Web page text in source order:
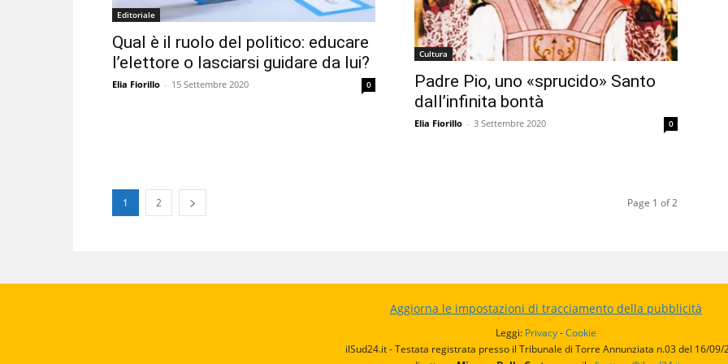
Editoriale
Qual è il ruolo del politico: educare
l’elettore o lasciarsi guidare da lui?
Elia Fiorillo - 15 Settembre 2020 0
Cultura
Padre Pio, uno «sprucido» Santo
dall’infinita bontà
Elia Fiorillo - 3 Settembre 2020 0
1 2 Page 1 of 2
Aggiorna le impostazioni di tracciamento della pubblicità
Leggi: Privacy-Cookie
ilSud24.it - Testata registrata presso il Tribunale di Torre Annunziata n.03 del 16/09/